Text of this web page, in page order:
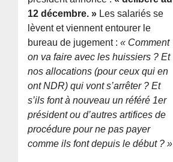
12 décembre. » Les salariés se
lèvent et viennent entourer le
bureau de jugement :« Comment
on va faire avec les huissiers ? Et
nos allocations (pour ceux qui en
ont NDR) qui vont s’arrêter ? Et
s’ils font à nouveau un référé 1er
président ou d’autres artifices de
procédure pour ne pas payer
comme ils font depuis le début ? »